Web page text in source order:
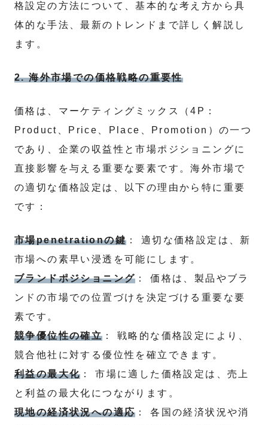
格設定の方法について、基本的な考え方から具
体的な手法、最新のトレンドまで詳しく解説し
ます。
2. 海外市場での価格戦略の重要性
価格は、マーケティングミックス（4P：
Product、Price、Place、Promotion）の一つ
であり、企業の収益性と市場ポジショニングに
直接影響を与える重要な要素です。海外市場で
の適切な価格設定は、以下の理由から特に重要
です：
市場penetrationの鍵 ： 適切な価格設定は、新
市場への素早い浸透を可能にします。
ブランドポジショニング ： 価格は、製品やブラ
ンドの市場での位置づけを決定づける重要な要
素です。
競争優位性の確立 ： 戦略的な価格設定により、
競合他社に対する優位性を確立できます。
利益の最大化 ： 市場に適した価格設定は、売上
と利益の最大化につながります。
現地の経済状況への適応 ： 各国の経済状況や消